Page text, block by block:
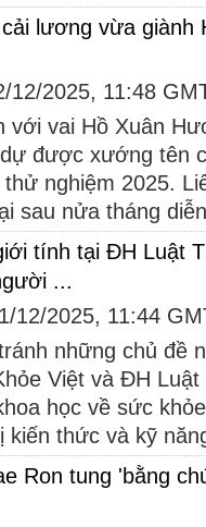
lương vừa giành
12/2025, 11:48
với vai Hồ Xuân
được xướng tên
nghiệm 2025.
sau nửa tháng
tính tại ĐH Luật
...
12/2025, 11:44
những chủ đề
Việt và ĐH Luật
học về sức
kiến thức và kỹ
Ron tung 'bằng